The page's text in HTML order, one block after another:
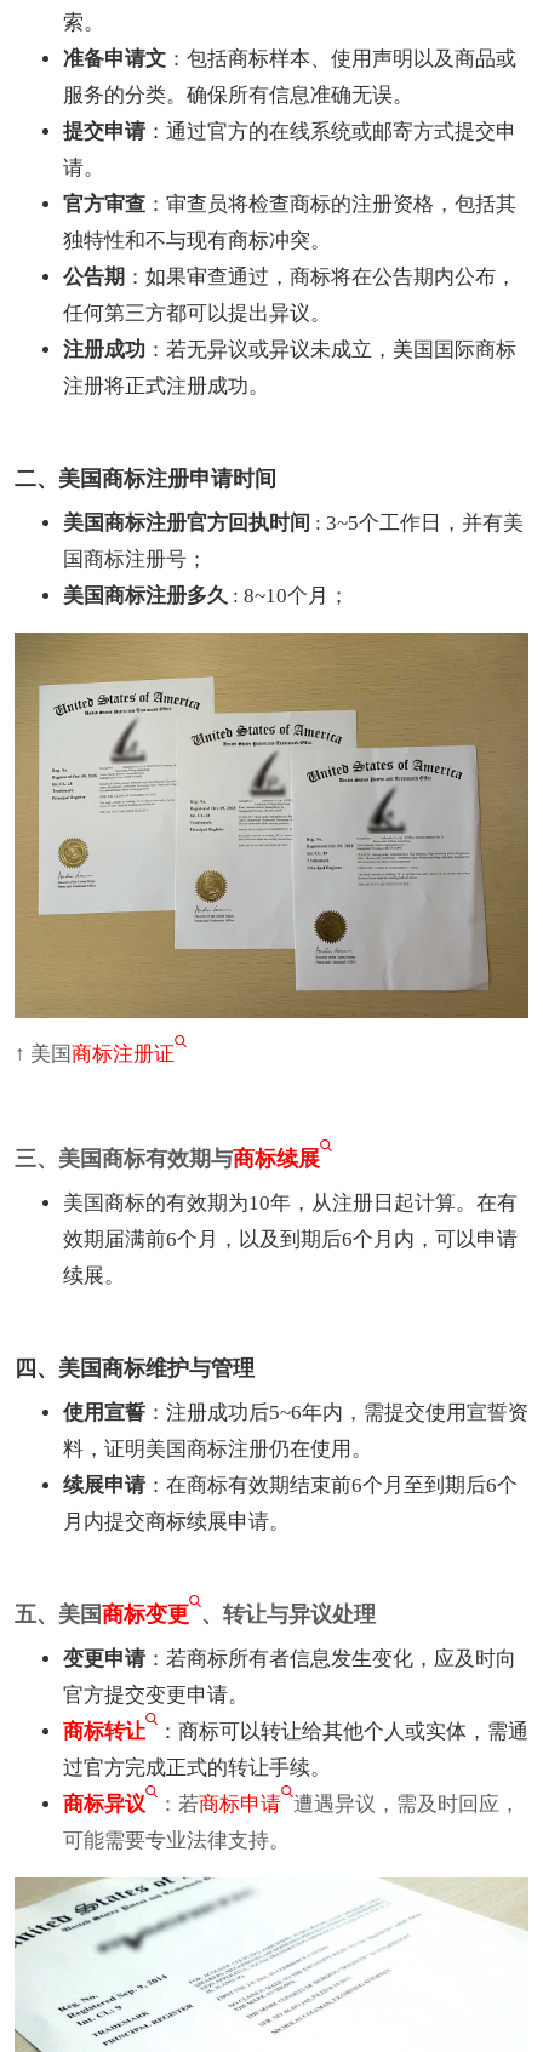
索。
准备申请文 ：包括商标样本、使用声明以及商品或
服务的分类。确保所有信息准确无误。
提交申请 ：通过官方的在线系统或邮寄方式提交申
请。
官方审查 ：审查员将检查商标的注册资格，包括其
独特性和不与现有商标冲突。
公告期 ：如果审查通过，商标将在公告期内公布，
任何第三方都可以提出异议。
注册成功 ：若无异议或异议未成立，美国国际商标
注册将正式注册成功。
二、美国商标注册申请时间
美国商标注册官方回执时间 : 3~5个工作日，并有美
国商标注册号；
美国商标注册多久 : 8~10个月；
↑ 美国商标注册证
三、美国商标有效期与商标续展
美国商标的有效期为10年，从注册日起计算。在有
效期届满前6个月，以及到期后6个月内，可以申请
续展。
四、美国商标维护与管理
使用宣誓 ：注册成功后5~6年内，需提交使用宣誓资
料，证明美国商标注册仍在使用。
续展申请 ：在商标有效期结束前6个月至到期后6个
月内提交商标续展申请。
五、美国商标变更 、转让与异议处理
变更申请 ：若商标所有者信息发生变化，应及时向
官方提交变更申请。
商标转让
：商标可以转让给其他个人或实体，需通
过官方完成正式的转让手续。
商标异议
：若商标申请 遭遇异议，需及时回应，
可能需要专业法律支持。